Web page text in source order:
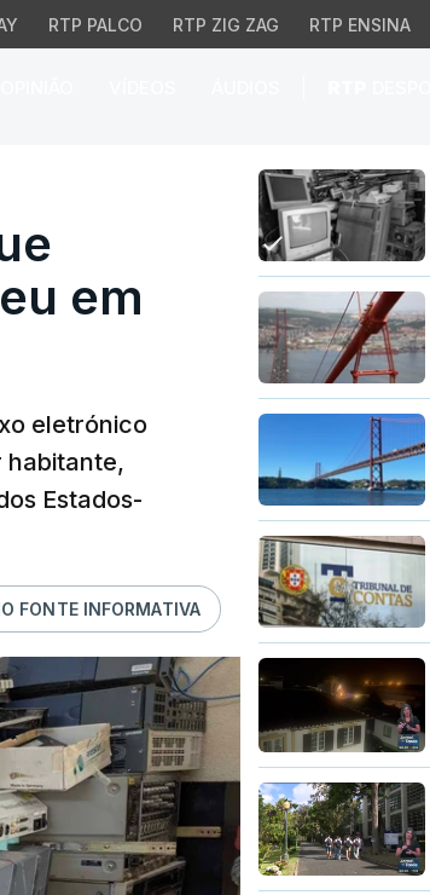
RTP PALCO RTP ZIG ZAG RTP ENSINA
menos lixo
em
eletrónico
habitante,
Estados-
FONTE INFORMATIVA